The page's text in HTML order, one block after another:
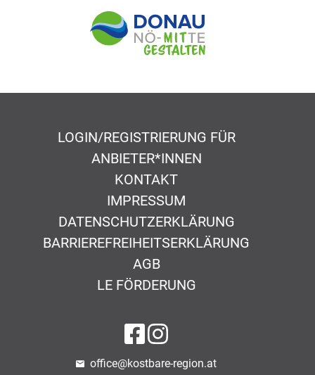
LOGIN/REGISTRIERUNG FÜR
ANBIETER*INNEN
KONTAKT
IMPRESSUM
DATENSCHUTZERKLÄRUNG
BARRIEREFREIHEITSERKLÄRUNG
AGB
LE FÖRDERUNG
auf Facebook
auf Instagram
office@kostbare-region.at